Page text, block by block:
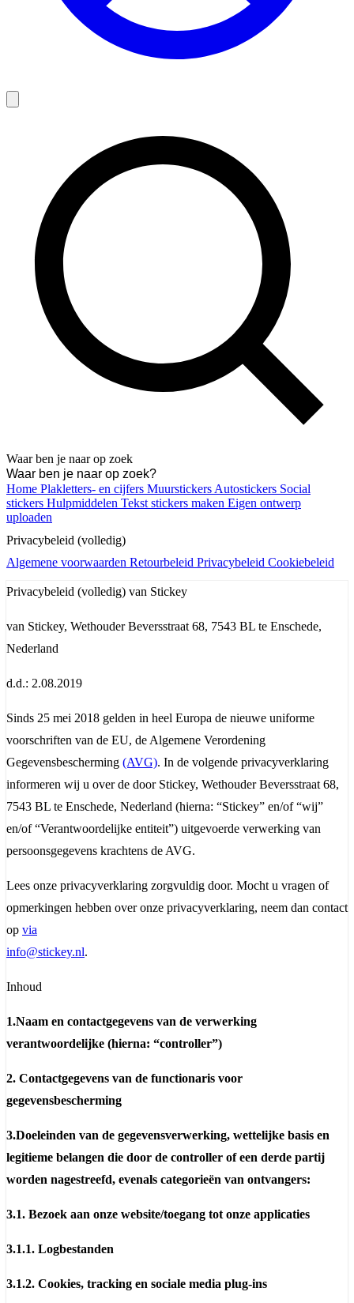
Waar ben je naar op zoek
Home Plakletters- en cijfers Muurstickers Autostickers Social
stickers Hulpmiddelen Tekst stickers maken Eigen ontwerp
uploaden
Privacybeleid (volledig)
Algemene voorwaarden Retourbeleid Privacybeleid Cookiebeleid
Privacybeleid (volledig) van Stickey
van Stickey, Wethouder Beversstraat 68, 7543 BL te Enschede,
Nederland
d.d.: 2.08.2019
Sinds 25 mei 2018 gelden in heel Europa de nieuwe uniforme
voorschriften van de EU, de Algemene Verordening
Gegevensbescherming (AVG). In de volgende privacyverklaring
informeren wij u over de door Stickey, Wethouder Beversstraat 68,
7543 BL te Enschede, Nederland (hierna: “Stickey” en/of “wij”
en/of “Verantwoordelijke entiteit”) uitgevoerde verwerking van
persoonsgegevens krachtens de AVG.
Lees onze privacyverklaring zorgvuldig door. Mocht u vragen of
opmerkingen hebben over onze privacyverklaring, neem dan contact
op via
info@stickey.nl.
Inhoud
1.Naam en contactgegevens van de verwerking
verantwoordelijke (hierna: “controller”)
2. Contactgegevens van de functionaris voor
gegevensbescherming
3.Doeleinden van de gegevensverwerking, wettelijke basis en
legitieme belangen die door de controller of een derde partij
worden nagestreefd, evenals categorieën van ontvangers:
3.1. Bezoek aan onze website/toegang tot onze applicaties
3.1.1. Logbestanden
3.1.2. Cookies, tracking en sociale media plug-ins